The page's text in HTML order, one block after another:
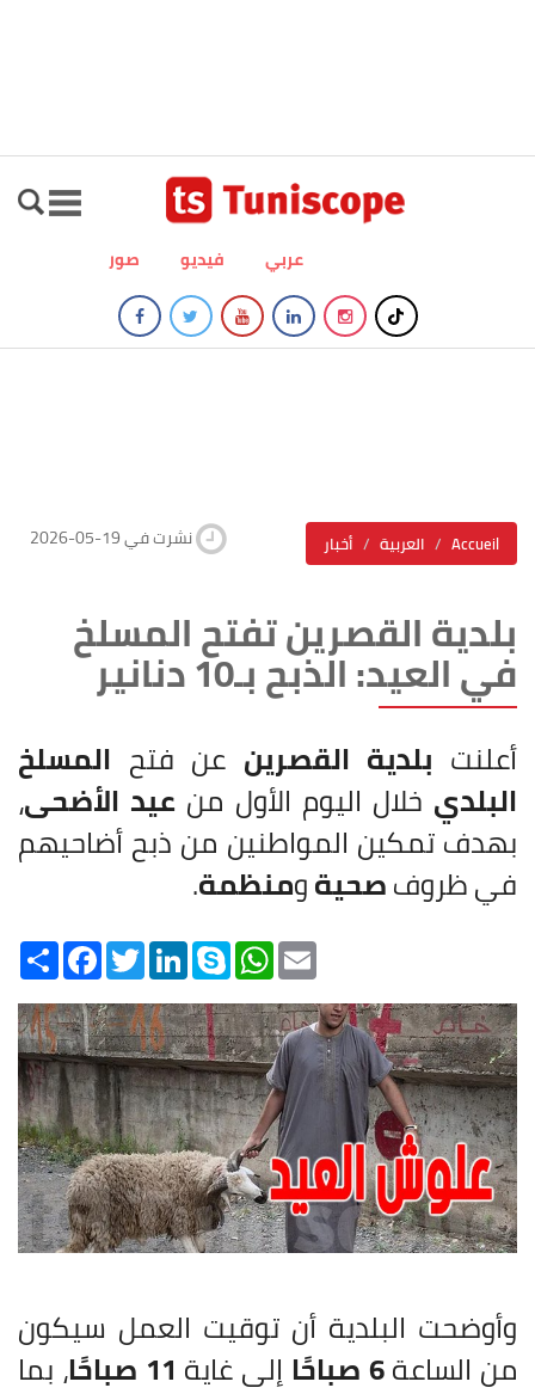
صور فيديو عربي
أخبار العربية Accueil 2026-05-19 نشرت في
بلدية القصرين تفتح المسلخ
في العيد: الذبح بـ10 دنانير
أعلنت بلدية القصرين عن فتح المسلخ
البلدي خلال اليوم الأول من عيد الأضحى،
بهدف تمكين المواطنين من ذبح أضاحيهم
في ظروفصحيةومنظمة.
Share
FacebookTwitterLinkedInSkype
WhatsAppEmail
وأوضحت البلدية أن توقيت العمل سيكون
من الساعة6 صباحًا إلى غاية 11 صباحًا ، بما